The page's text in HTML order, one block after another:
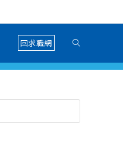
回求職網